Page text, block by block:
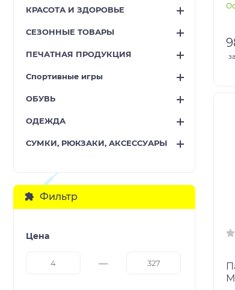
КРАСОТА И ЗДОРОВЬЕ
СЕЗОННЫЕ ТОВАРЫ
ПЕЧАТНАЯ ПРОДУКЦИЯ
Спортивные игры
ОБУВЬ
ОДЕЖДА
СУМКИ, РЮКЗАКИ, АКСЕССУАРЫ
Фильтр
Цена
за